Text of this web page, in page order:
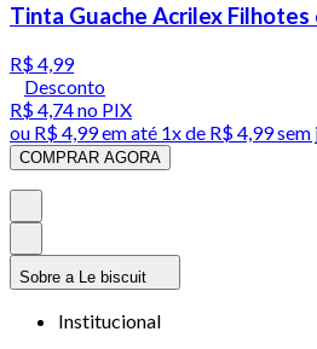
Tinta Guache Acrilex Filhotes
R$ 4,99
Desconto
R$ 4,74no PIX
ou R$ 4,99em até 1x de R$ 4,99sem
COMPRAR AGORA
Sobre a Le biscuit
Institucional